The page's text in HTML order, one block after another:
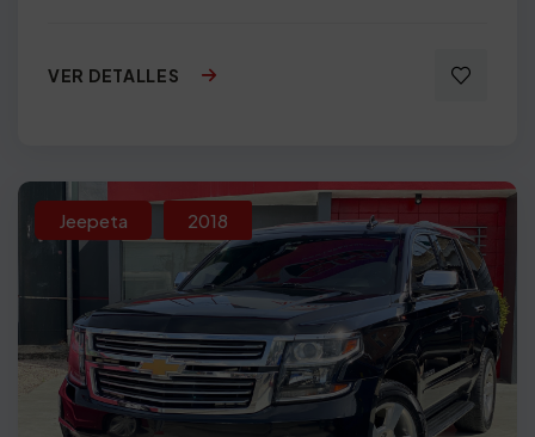
VER DETALLES
Jeepeta 2018